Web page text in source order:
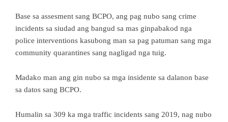
Base sa assesment sang BCPO, ang pag nubo sang crime
incidents sa siudad ang bangud sa mas ginpabakod nga
police interventions kasubong man sa pag patuman sang mga
community quarantines sang nagligad nga tuig.
Madako man ang gin nubo sa mga insidente sa dalanon base
sa datos sang BCPO.
Humalin sa 309 ka mga traffic incidents sang 2019, nag nubo